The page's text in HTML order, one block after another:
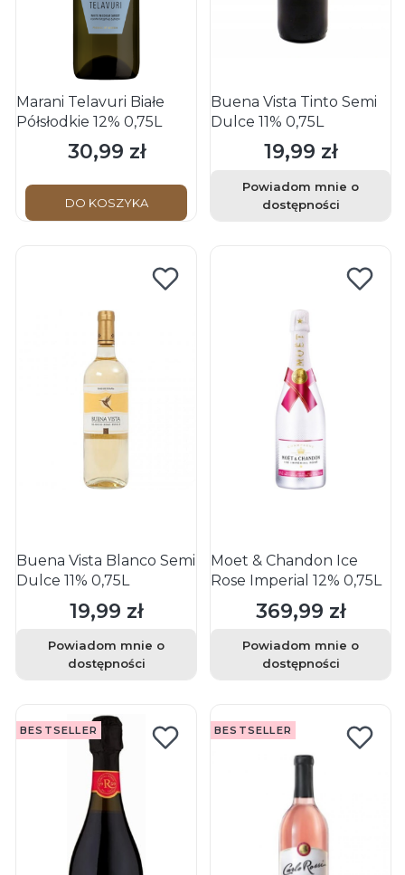
Marani Telavuri Białe
Półsłodkie 12% 0,75L
Cena
30,99 zł
DO KOSZYKA
Buena Vista Tinto Semi
Dulce 11% 0,75L
Cena
19,99 zł
Powiadom mnie o
dostępności
Buena Vista Blanco Semi
Dulce 11% 0,75L
Cena
19,99 zł
Powiadom mnie o
dostępności
Moet & Chandon Ice
Rose Imperial 12% 0,75L
Cena
369,99 zł
Powiadom mnie o
dostępności
BESTSELLER BESTSELLER